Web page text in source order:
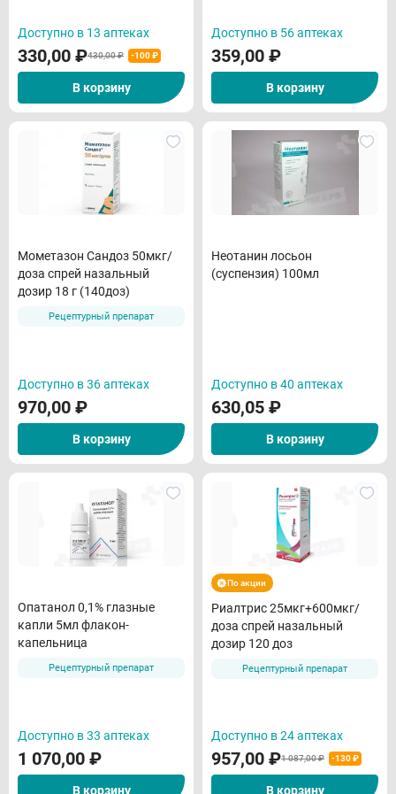
Доступно в 13 аптеках
430,00 ₽
330,00 ₽ -100 ₽
В корзину
Доступно в 56 аптеках
359,00 ₽
В корзину
Мометазон Сандоз 50мкг/
доза спрей назальный
дозир 18 г (140доз)
Рецептурный препарат
Доступно в 36 аптеках
970,00 ₽
В корзину
Неотанин лосьон
(суспензия) 100мл
Доступно в 40 аптеках
630,05 ₽
В корзину
Опатанол 0,1% глазные
капли 5мл флакон-
капельница
Рецептурный препарат
Доступно в 33 аптеках
1 070,00 ₽
В корзину
По акции
Риалтрис 25мкг+600мкг/
доза спрей назальный
дозир 120 доз
Рецептурный препарат
Доступно в 24 аптеках
1 087,00 ₽
957,00 ₽ -130 ₽
В корзину